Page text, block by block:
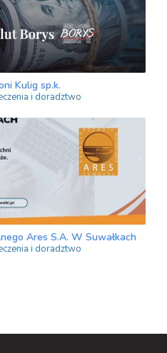
Kulig sp.k.
i doradztwo
Ares S.A. W Suwałkach
i doradztwo